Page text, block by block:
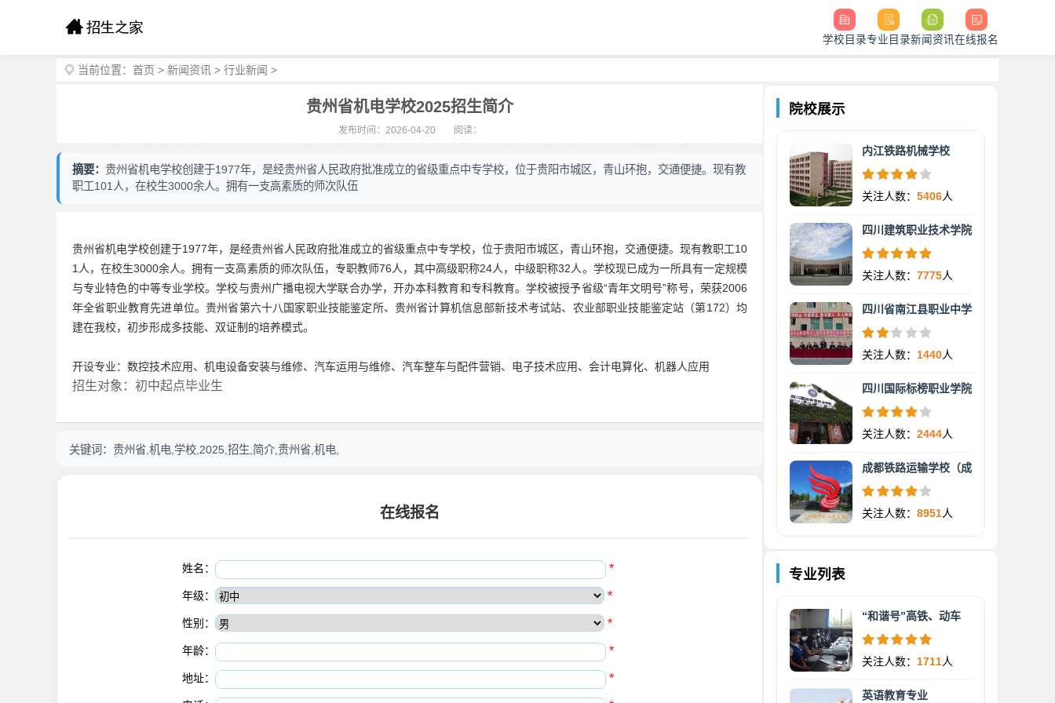
学校目录专业目录新闻资讯在线报名
当前位置： 首页 > 新闻资讯 > 行业新闻 >
贵州省机电学校2025招生简介
发布时间：2026-04-20 阅读：
摘要： 贵州省机电学校创建于1977年，是经贵州省人民政府批准成立的省级重点中专学校，位于贵阳市城区，青山环抱，交通便捷。现有教
职工101人，在校生3000余人。拥有一支高素质的师次队伍
贵州省机电学校创建于1977年，是经贵州省人民政府批准成立的省级重点中专学校，位于贵阳市城区，青山环抱，交通便捷。现有教职工10
1人，在校生3000余人。拥有一支高素质的师次队伍，专职教师76人，其中高级职称24人，中级职称32人。学校现已成为一所具有一定规模
与专业特色的中等专业学校。学校与贵州广播电视大学联合办学，开办本科教育和专科教育。学校被授予省级“青年文明号”称号，荣获2006
年全省职业教育先进单位。贵州省第六十八国家职业技能鉴定所、贵州省计算机信息部新技术考试站、农业部职业技能鉴定站（第172）均
建在我校，初步形成多技能、双证制的培养模式。
开设专业：数控技术应用、机电设备安装与维修、汽车运用与维修、汽车整车与配件营销、电子技术应用、会计电算化、机器人应用
招生对象：初中起点毕业生
关键词： 贵州省,机电,学校,2025,招生,简介,贵州省,机电,
在线报名
姓名： *
年级： *
性别： *
年龄： *
地址： *
院校展示
内江铁路机械学校
关注人数： 5406人
四川建筑职业技术学院
关注人数： 7775人
四川省南江县职业中学
关注人数： 1440人
四川国际标榜职业学院
关注人数： 2444人
成都铁路运输学校（成
关注人数： 8951人
专业列表
“和谐号”高铁、动车
关注人数： 1711人
英语教育专业